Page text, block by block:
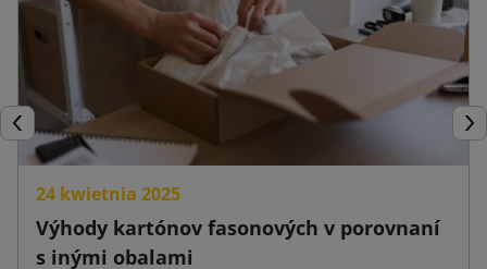
Späť
24 kwietnia 2025
Výhody kartónov fasonových v porovnaní
s inými obalami